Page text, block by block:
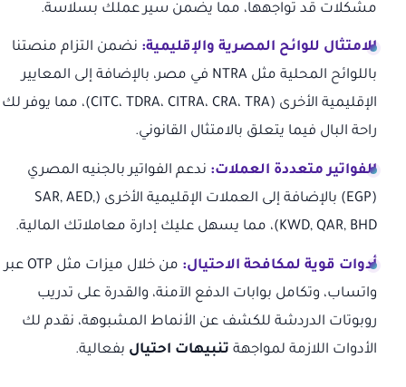
مشكلات قد تواجهها، مما يضمن سير عملك بسلاسة.
الامتثال للوائح المصرية والإقليمية: نضمن التزام منصتنا
باللوائح المحلية مثل NTRA في مصر، بالإضافة إلى المعايير
الإقليمية الأخرى (CITC، TDRA، CITRA، CRA، TRA)، مما يوفر لك
راحة البال فيما يتعلق بالامتثال القانوني.
الفواتير متعددة العملات: ندعم الفواتير بالجنيه المصري
(EGP) بالإضافة إلى العملات الإقليمية الأخرى (SAR, AED,
KWD, QAR, BHD)، مما يسهل عليك إدارة معاملاتك المالية.
أدوات قوية لمكافحة الاحتيال:
من خلال ميزات مثل OTP عبر
واتساب، وتكامل بوابات الدفع الآمنة، والقدرة على تدريب
روبوتات الدردشة للكشف عن الأنماط المشبوهة، نقدم لك
الأدوات اللازمة لمواجهة تنبيهات احتيال بفعالية.